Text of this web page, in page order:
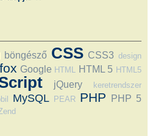
böngésző CSS CSS3 design
Google HTML HTML 5 HTML5
jQuery keretrendszer
MySQL PEAR PHP PHP 5